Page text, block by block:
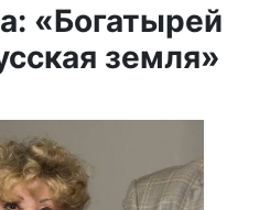
«Богатырей
земля»